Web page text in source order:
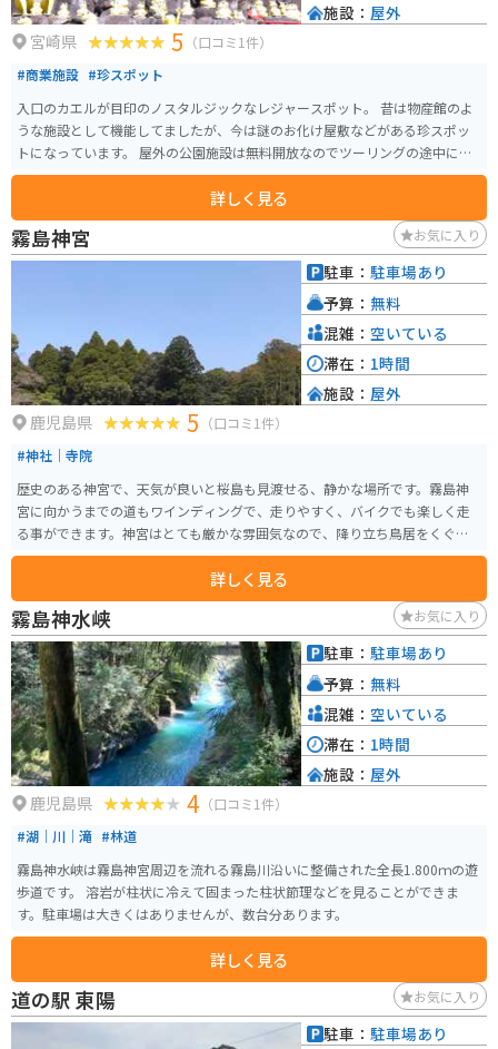
宮崎県 5 （口コミ1件）
#商業施設 #珍スポット
入口のカエルが目印のノスタルジックなレジャースポット。 昔は物産館のよ
うな施設として機能してましたが、今は謎のお化け屋敷などがある珍スポッ
トになっています。 屋外の公園施設は無料開放なのでツーリングの途中に立
ち寄って童心にかえるのもありだと思います。
詳しく見る
施設： 屋外
霧島神宮 お気に入り
鹿児島県 5 （口コミ1件）
#神社｜寺院
歴史のある神宮で、天気が良いと桜島も見渡せる、静かな場所です。霧島神
宮に向かうまでの道もワインディングで、走りやすく、バイクでも楽しく走
る事ができます。神宮はとても厳かな雰囲気なので、降り立ち鳥居をくぐる
と、違った世界を感じる事ができます。
詳しく見る
駐車： 駐車場あり
予算： 無料
混雑： 空いている
滞在： 1時間
施設： 屋外
霧島神水峡 お気に入り
鹿児島県 4 （口コミ1件）
#湖｜川｜滝 #林道
霧島神水峡は霧島神宮周辺を流れる霧島川沿いに整備された全長1.800ｍの遊
歩道です。 溶岩が柱状に冷えて固まった柱状節理などを見ることができま
す。駐車場は大きくはありませんが、数台分あります。
詳しく見る
駐車： 駐車場あり
予算： 無料
混雑： 空いている
滞在： 1時間
施設： 屋外
道の駅 東陽 お気に入り
駐車： 駐車場あり